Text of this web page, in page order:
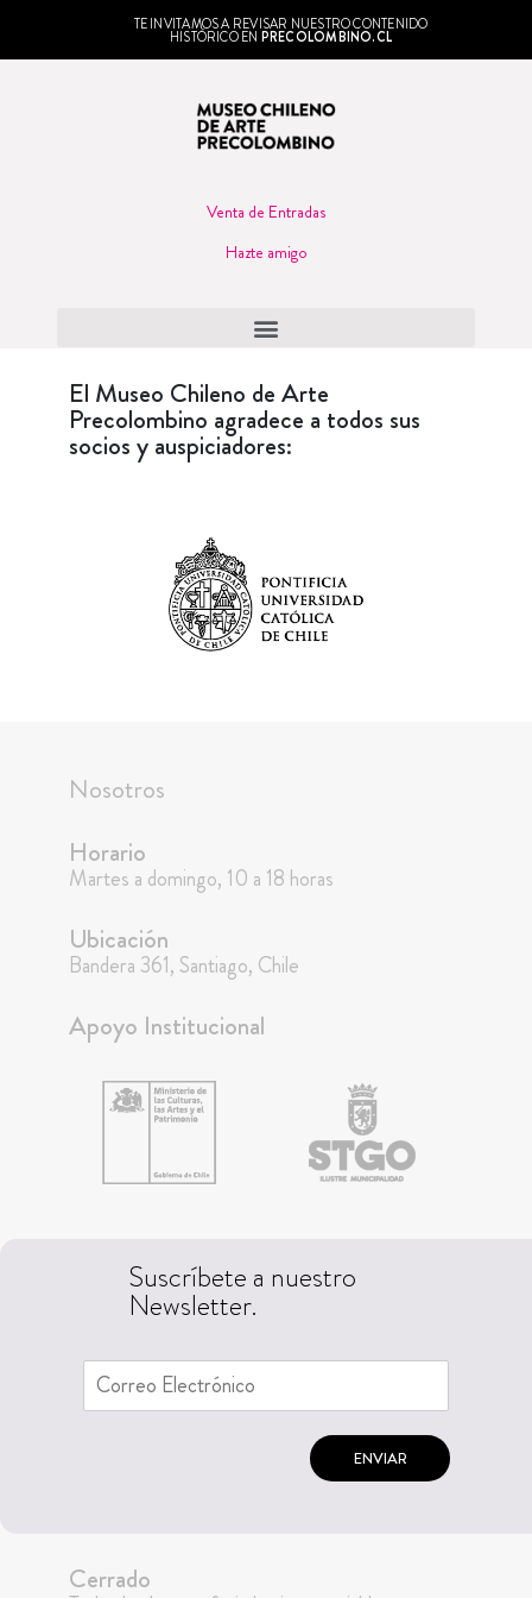
TE INVITAMOS A REVISAR NUESTRO CONTENIDO
HISTÓRICO EN PRECOLOMBINO.CL
Venta de Entradas
Hazte amigo
El Museo Chileno de Arte
Precolombino agradece a todos sus
socios y auspiciadores:
Nosotros
Horario
Martes a domingo, 10 a 18 horas
Ubicación
Bandera 361, Santiago, Chile
Apoyo Institucional
Suscríbete a nuestro
Newsletter.
ENVIAR
Cerrado